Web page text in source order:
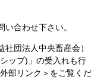
合わせ下さい。
団法人中央畜産会）
ップ)」の受入れも行
部リンク＞ をご覧くだ